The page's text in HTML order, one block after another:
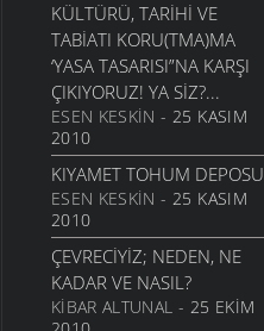
KÜLTÜRÜ, TARIHI VE
TABIATI KORU(TMA)MA
‘YASA TASARISI”NA KARŞI
ÇIKIYORUZ! YA SIZ?...
ESEN KESKIN - 25 KASIM
2010
KIYAMET TOHUM DEPOSU
ESEN KESKIN - 25 KASIM
2010
ÇEVRECIYIZ; NEDEN, NE
KADAR VE NASIL?
KIBAR ALTUNAL - 25 EKIM